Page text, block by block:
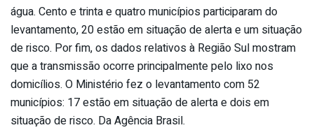
água. Cento e trinta e quatro municípios participaram do
levantamento, 20 estão em situação de alerta e um situação
de risco. Por fim, os dados relativos à Região Sul mostram
que a transmissão ocorre principalmente pelo lixo nos
domicílios. O Ministério fez o levantamento com 52
municípios: 17 estão em situação de alerta e dois em
situação de risco. Da Agência Brasil.